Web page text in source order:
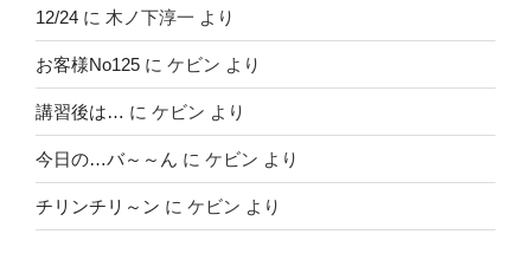
12/24 に 木ノ下淳一 より
お客様No125 に ケビン より
講習後は… に ケビン より
今日の…バ～～ん に ケビン より
チリンチリ～ン に ケビン より